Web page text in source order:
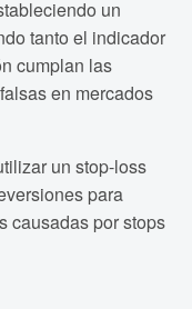
un
tanto el indicador
cumplan las
en mercados
un stop-loss
para
causadas por stops